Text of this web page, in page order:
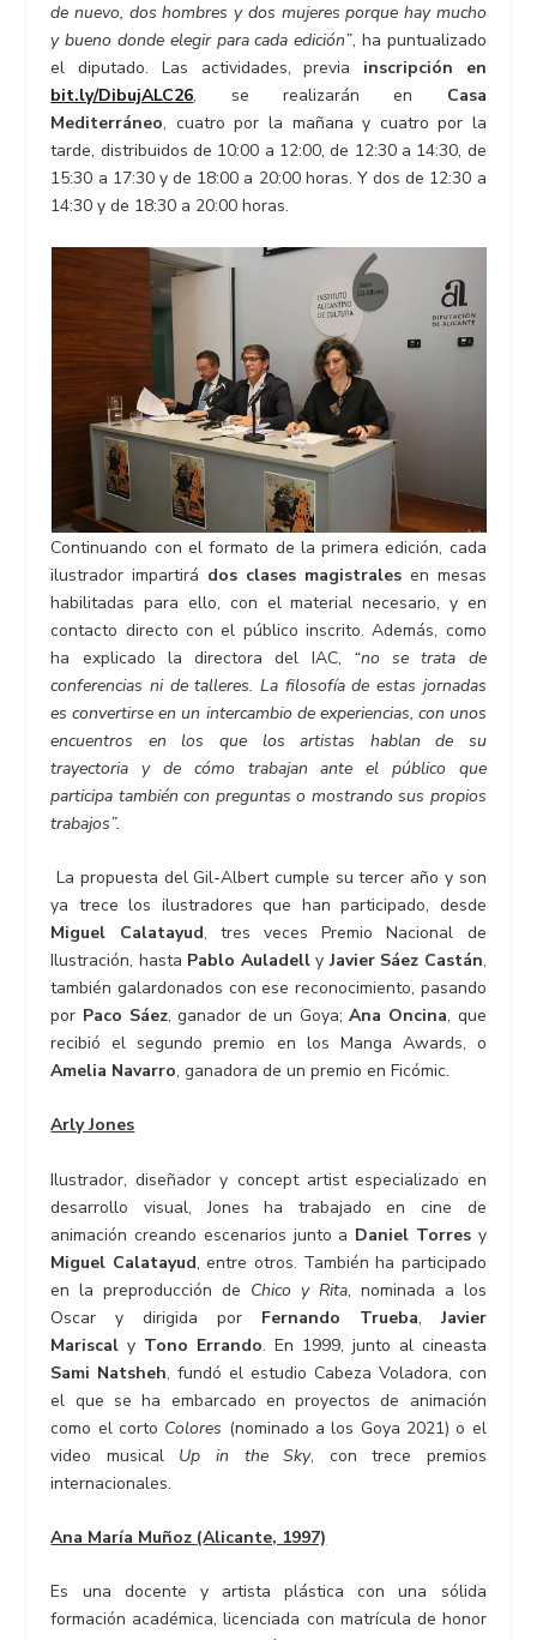
de nuevo, dos hombres y dos mujeres porque hay mucho
y bueno donde elegir para cada edición”, ha puntualizado
el diputado. Las actividades, previa inscripción en
bit.ly/DibujALC26, se realizarán en Casa
Mediterráneo, cuatro por la mañana y cuatro por la
tarde, distribuidos de 10:00 a 12:00, de 12:30 a 14:30, de
15:30 a 17:30 y de 18:00 a 20:00 horas. Y dos de 12:30 a
14:30 y de 18:30 a 20:00 horas.
Continuando con el formato de la primera edición, cada
ilustrador impartirá dos clases magistrales en mesas
habilitadas para ello, con el material necesario, y en
contacto directo con el público inscrito. Además, como
ha explicado la directora del IAC, “no se trata de
conferencias ni de talleres. La filosofía de estas jornadas
es convertirse en un intercambio de experiencias, con unos
encuentros en los que los artistas hablan de su
trayectoria y de cómo trabajan ante el público que
participa también con preguntas o mostrando sus propios
trabajos”.
La propuesta del Gil-Albert cumple su tercer año y son
ya trece los ilustradores que han participado, desde
Miguel Calatayud, tres veces Premio Nacional de
Ilustración, hasta Pablo AuladellyJavier Sáez Castán,
también galardonados con ese reconocimiento, pasando
por Paco Sáez, ganador de un Goya;Ana Oncina, que
recibió el segundo premio en los Manga Awards, o
Amelia Navarro, ganadora de un premio en Ficómic.
Arly Jones
Ilustrador, diseñador y concept artist especializado en
desarrollo visual, Jones ha trabajado en cine de
animación creando escenarios junto a Daniel Torresy
Miguel Calatayud, entre otros. También ha participado
en la preproducción de Chico y Rita, nominada a los
Oscar y dirigida por Fernando Trueba,Javier
Mariscal y Tono Errando. En 1999, junto al cineasta
Sami Natsheh, fundó el estudio Cabeza Voladora, con
el que se ha embarcado en proyectos de animación
como el corto Colores (nominado a los Goya 2021) o el
video musical Up in the Sky, con trece premios
internacionales.
Ana María Muñoz (Alicante, 1997)
Es una docente y artista plástica con una sólida
formación académica, licenciada con matrícula de honor